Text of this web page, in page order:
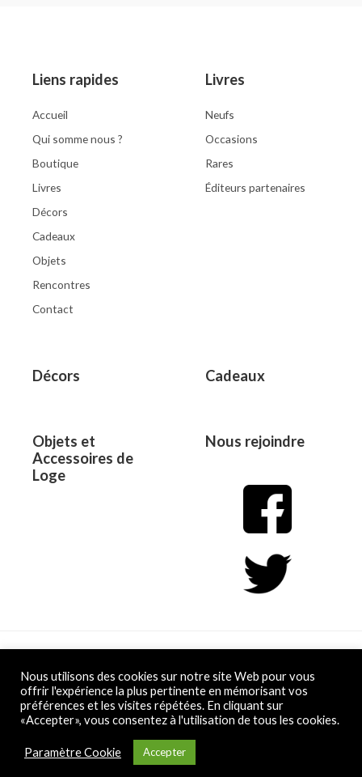
Liens rapides
Accueil
Qui somme nous ?
Boutique
Livres
Décors
Cadeaux
Objets
Rencontres
Contact
Livres
Neufs
Occasions
Rares
Éditeurs partenaires
Décors Cadeaux
Objets et
Accessoires de
Loge
Nous rejoindre
Copyright © 2026 L&D
Powered by L&D
Conditions Générales de Vente
Nous utilisons des cookies sur notre site Web pour vous
offrir l'expérience la plus pertinente en mémorisant vos
préférences et les visites répétées. En cliquant sur
«Accepter», vous consentez à l'utilisation de tous les cookies.
Paramètre Cookie Accepter